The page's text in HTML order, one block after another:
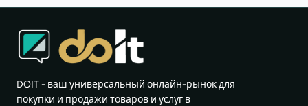
DOIT - ваш универсальный онлайн-рынок для
покупки и продажи товаров и услуг в